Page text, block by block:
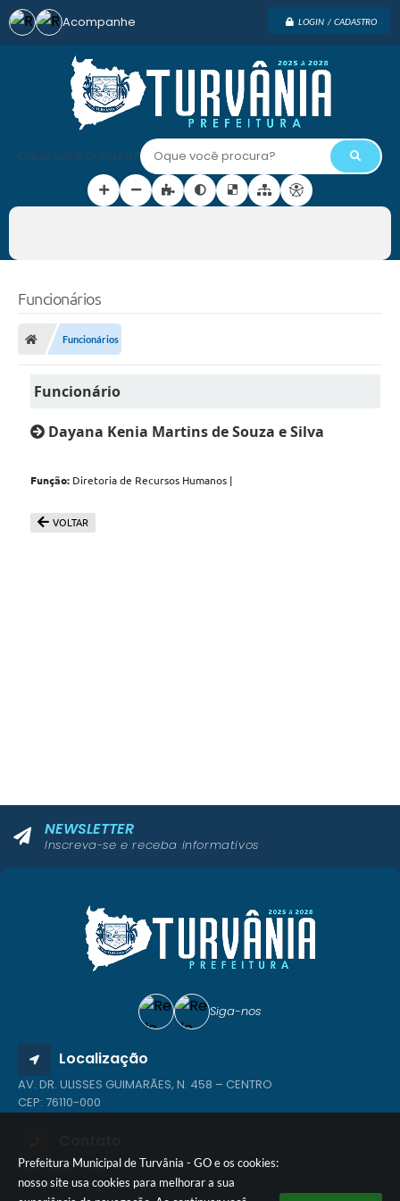
Prefeitura Municipal de Turvânia - GO e os cookies:
nosso site usa cookies para melhorar a sua
LOGIN / CADASTRO
Oque você procura?
Acompanhe
Funcionários
Funcionários
Funcionário
Dayana Kenia Martins de Souza e Silva
Função: Diretoria de Recursos Humanos |
VOLTAR
Siga-nos
Localização
AV. DR. ULISSES GUIMARÃES, N. 458 – CENTRO
CEP: 76110-000
(64) 3682-1768
ad.turvania@gmail.com
NEWSLETTER
Inscreva-se e receba informativos